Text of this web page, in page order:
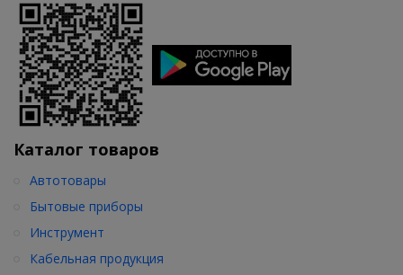
Каталог товаров
Автотовары
Бытовые приборы
Инструмент
Кабельная продукция